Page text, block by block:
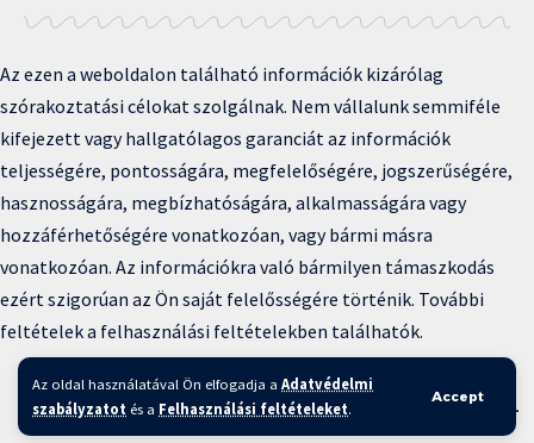
Az oldal használatával Ön elfogadja a Adatvédelmi
szabályzatot és a Felhasználási feltételeket.
Accept
Az ezen a weboldalon található információk kizárólag
szórakoztatási célokat szolgálnak. Nem vállalunk semmiféle
kifejezett vagy hallgatólagos garanciát az információk
teljességére, pontosságára, megfelelőségére, jogszerűségére,
hasznosságára, megbízhatóságára, alkalmasságára vagy
hozzáférhetőségére vonatkozóan, vagy bármi másra
vonatkozóan. Az információkra való bármilyen támaszkodás
ezért szigorúan az Ön saját felelősségére történik. További
feltételek a felhasználási feltételekben találhatók.
Copyright © 2025 BFKH.hu
Felhasználási feltételek –Adatvédelmi irányelvek – Kapcsolat –